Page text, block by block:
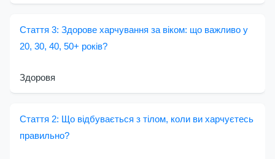
Стаття 3: Здорове харчування за віком: що важливо у
20, 30, 40, 50+ років?
Здоровя
Стаття 2: Що відбувається з тілом, коли ви харчуєтесь
правильно?